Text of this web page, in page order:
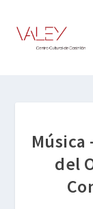
Música
del